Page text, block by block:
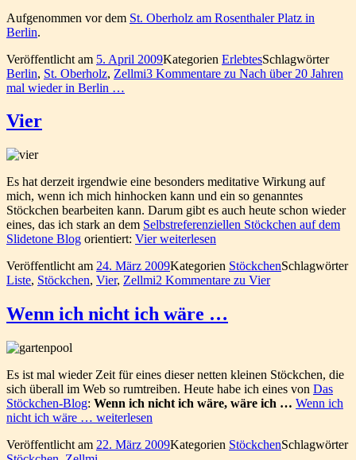
Aufgenommen vor dem St. Oberholz am Rosenthaler Platz in
Berlin.
Veröffentlicht am 5. April 2009Kategorien ErlebtesSchlagwörter
Berlin, St. Oberholz, Zellmi3 Kommentare zu Nach über 20 Jahren
mal wieder in Berlin …
Vier
Es hat derzeit irgendwie eine besonders meditative Wirkung auf
mich, wenn ich mich hinhocken kann und ein so genanntes
Stöckchen bearbeiten kann. Darum gibt es auch heute schon wieder
eines, das ich stark an dem Selbstreferenziellen Stöckchen auf dem
Slidetone Blog orientiert: Vierweiterlesen
Veröffentlicht am 24. März 2009Kategorien StöckchenSchlagwörter
Liste, Stöckchen, Vier, Zellmi2 Kommentare zu Vier
Wenn ich nicht ich wäre …
Es ist mal wieder Zeit für eines dieser netten kleinen Stöckchen, die
sich überall im Web so rumtreiben. Heute habe ich eines von Das
Stöckchen-Blog: Wenn ich nicht ich wäre, wäre ich … Wenn ich
nicht ich wäre … weiterlesen
Veröffentlicht am 22. März 2009Kategorien StöckchenSchlagwörter